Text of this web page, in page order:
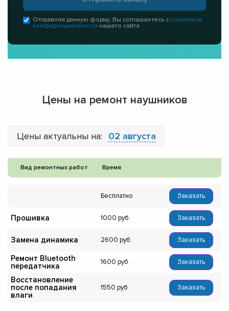
Отправляя данную форму, Вы соглашаетесь с политикой
конфиденциальности нашего сайта
Цены на ремонт наушников
Цены актуальны на: 02 августа
Вид ремонтных работ Время
Бесплатно Заказать
Прошивка 1000 Заказать
Замена динамика 2600 Заказать
Ремонт Bluetooth
передатчика
1600 Заказать
Восстановление
после попадания
влаги
1550 Заказать